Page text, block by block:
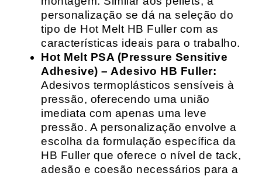
personalização se dá na seleção do
tipo de Hot Melt HB Fuller com as
características ideais para o trabalho.
Hot Melt PSA (Pressure Sensitive
Adhesive) – Adesivo HB Fuller:
Adesivos termoplásticos sensíveis à
pressão, oferecendo uma união
imediata com apenas uma leve
pressão. A personalização envolve a
escolha da formulação específica da
HB Fuller que oferece o nível de tack,
adesão e coesão necessários para a